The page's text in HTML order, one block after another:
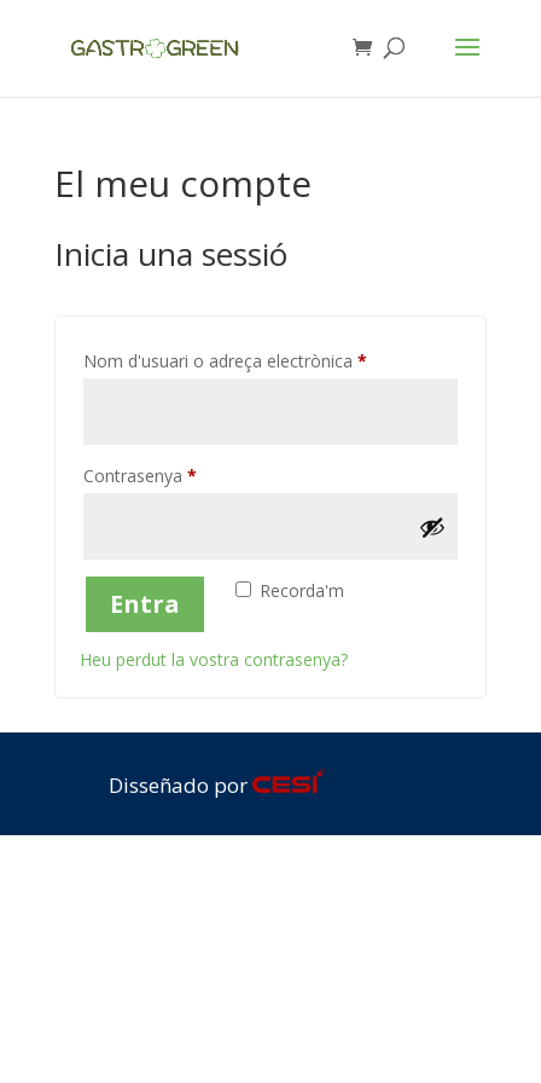
El meu compte
Inicia una sessió
Nom d'usuari o adreça electrònica *Obligatori
Contrasenya *Obligatori
Recorda'm
Entra
Heu perdut la vostra contrasenya?
Disseñado por